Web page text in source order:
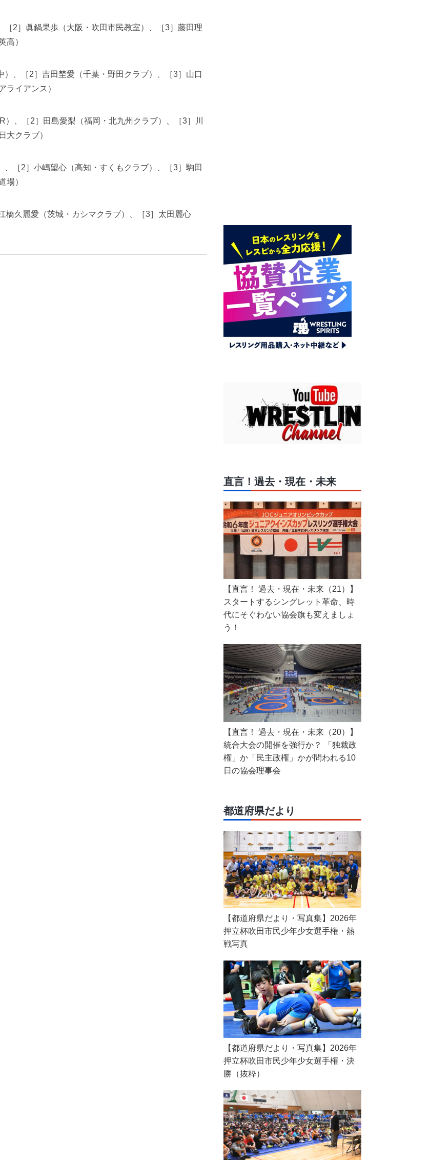
2］眞鍋果歩（大阪・吹田市民教室）、［3］藤田理
高）
、［2］吉田埜愛（千葉・野田クラブ）、［3］山口
ライアンス）
、［2］田島愛梨（福岡・北九州クラブ）、［3］川
大クラブ）
［2］小嶋望心（高知・すくもクラブ）、［3］駒田
場）
久麗愛（茨城・カシマクラブ）、［3］太田麗心
直言！過去・現在・未来
【直言！ 過去・現在・未来（21）】
スタートするシングレット革命、時
代にそぐわない協会旗も変えましょ
う！
【直言！ 過去・現在・未来（20）】
統合大会の開催を強行か？ 「独裁政
権」か「民主政権」かが問われる10
日の協会理事会
都道府県だより
【都道府県だより・写真集】2026年
押立杯吹田市民少年少女選手権・熱
戦写真
【都道府県だより・写真集】2026年
押立杯吹田市民少年少女選手権・決
勝（抜粋）